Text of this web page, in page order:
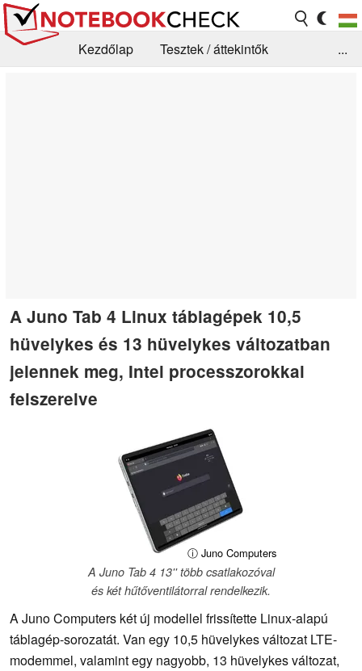
Kezdőlap
Tesztek / áttekintők
...
A Juno Tab 4 Linux táblagépek 10,5
hüvelykes és 13 hüvelykes változatban
jelennek meg, Intel processzorokkal
felszerelve
ⓘ Juno Computers
A Juno Tab 4 13'' több csatlakozóval
és két hűtőventilátorral rendelkezik.
A Juno Computers két új modellel frissítette Linux-alapú
táblagép-sorozatát. Van egy 10,5 hüvelykes változat LTE-
modemmel, valamint egy nagyobb, 13 hüvelykes változat,